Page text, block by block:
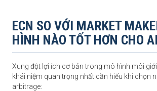
ECN SO VỚI MARKET
HÌNH NÀO TỐT HƠN CHO
Xung đột lợi ích cơ bản trong mô hình môi
khái niệm quan trọng nhất cần hiểu khi chọn
arbitrage: